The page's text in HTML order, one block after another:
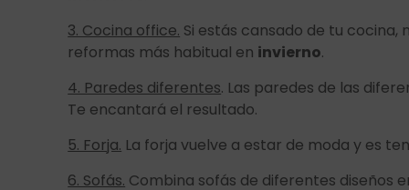
3. Cocina office. Si estás cansado de tu
reformas más habitual en invierno.
4. Paredes diferentes. Las paredes de las
Te encantará el resultado.
5. Forja. La forja vuelve a estar de moda y es
6. Sofás. Combina sofás de diferentes diseños